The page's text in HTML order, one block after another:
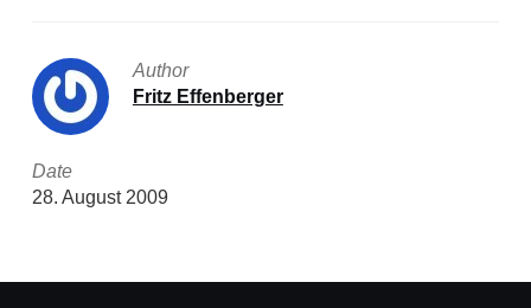
Author
Fritz Effenberger
Date
28. August 2009